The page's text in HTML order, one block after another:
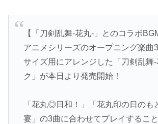
【「刀剣乱舞-花丸-」とのコラボ
アニメシリーズのオープニング楽曲
サイズ用にアレンジした「刀剣乱舞-
ク」が本日より発売開始！
「花丸◎日和！」「花丸印の日のも
宴」の3曲に合わせてプレイするこ